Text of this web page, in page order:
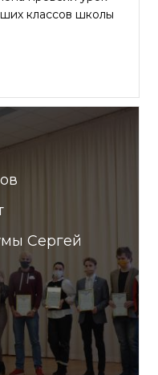
классов школы
Сергей